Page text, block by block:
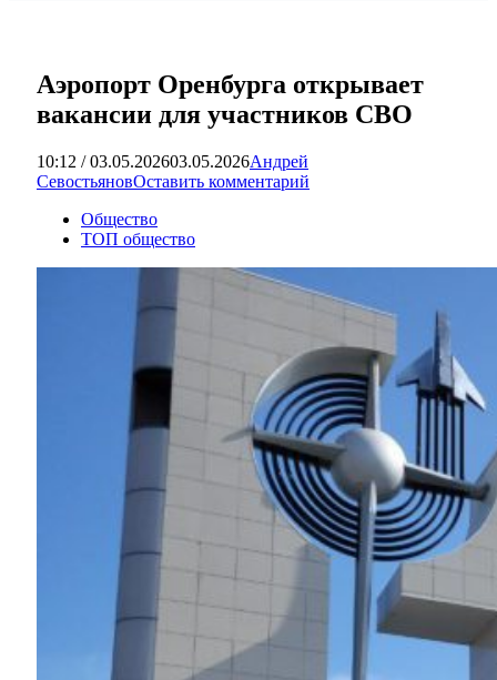
Аэропорт Оренбурга открывает
вакансии для участников СВО
10:12 / 03.05.202603.05.2026Андрей
СевостьяновОставить комментарий
Общество
ТОП общество